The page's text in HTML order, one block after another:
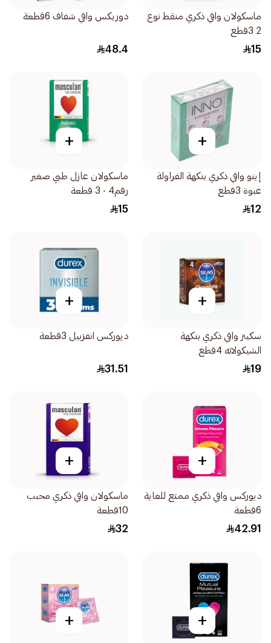
ماسكولان واقي ذكري منقط نوع
2 3قطع
15
دوريكس واقي شفاف 6قطعة
48.4
+
إينو واقي ذكري بنكهة الفراولة
عبوة 3قطع
12
+
ماسكولان عازل طبي صغير
رقم4 - 3 قطعة
15
+
سكينز واقي ذكري بنكهة
الشيكولاته 4قطع
19
+
ديوركس انفزبيل 3قطعة
31.51
+
ديوركس واقي ذكري ممتع للغاية
6قطعة
42.91
+
ماسكولان واقي ذكري محبب
10قطعة
32
+
+